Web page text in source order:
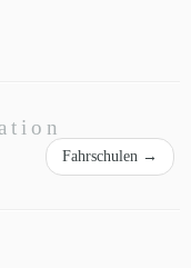
Fahrschulen →